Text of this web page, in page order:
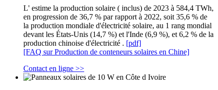
L' estime la production solaire ( inclus) de 2023 à 584,4 TWh,
en progression de 36,7 % par rapport à 2022, soit 35,6 % de
la production mondiale d'électricité solaire, au 1 rang mondial
devant les États-Unis (14,7 %) et l'Inde (6,9 %), et 6,2 % de la
production chinoise d'électricité . [pdf]
[FAQ sur Production de conteneurs solaires en Chine]
Contact en ligne >>